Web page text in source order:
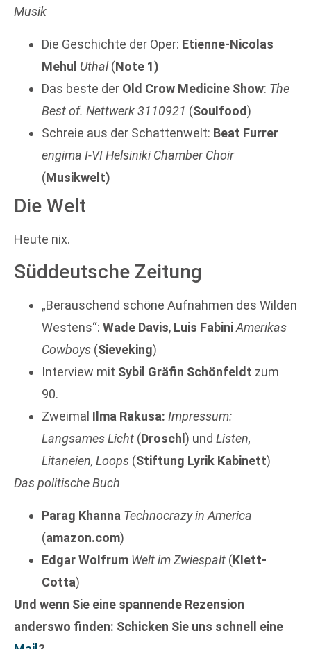
Musik
Die Geschichte der Oper: Etienne-Nicolas
Mehul Uthal(Note 1)
Das beste der Old Crow Medicine Show: The
Best of. Nettwerk 3110921 (Soulfood)
Schreie aus der Schattenwelt: Beat Furrer
engima I-VI Helsiniki Chamber Choir
(Musikwelt)
Die Welt
Heute nix.
Süddeutsche Zeitung
„Berauschend schöne Aufnahmen des Wilden
Westens“: Wade Davis, Luis FabiniAmerikas
Cowboys (Sieveking)
Interview mit Sybil Gräfin Schönfeldt zum
90.
Zweimal Ilma Rakusa: Impressum:
Langsames Licht (Droschl ) und Listen,
Litaneien, Loops (Stiftung Lyrik Kabinett)
Das politische Buch
Parag Khanna Technocrazy in America
(amazon.com)
Edgar Wolfrum Welt im Zwiespalt (Klett-
Cotta)
Und wenn Sie eine spannende Rezension
anderswo finden: Schicken Sie uns schnell eine